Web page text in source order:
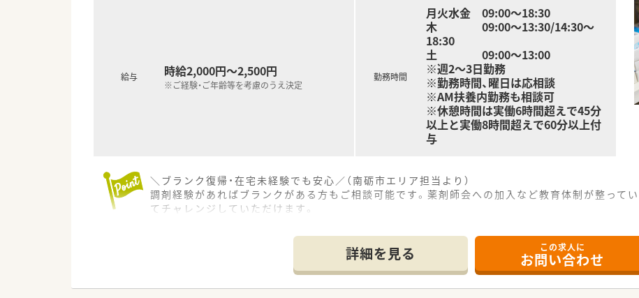
給与 時給2,000円～2,500円
※ご経験・ご年齢等を考慮のうえ決定
勤務時間
月火水金 09:00～18:30
木 09:00～13:30/14:30～
18:30
土 09:00～13:00
※週2～3日勤務
※勤務時間、曜日は応相談
※AM扶養内勤務も相談可
※休憩時間は実働6時間超えで45分
以上と実働8時間超えで60分以上付
与
＼ブランク復帰・在宅未経験でも安心／（南砺市エリア担当より）
調剤経験があればブランクがある方もご相談可能です。薬剤師会への加入など教育体制が整って
てチャレンジしていただけます。
【店舗情報と応需状況について】
■最寄り駅から徒歩8分と通勤しやすく、車通勤も可能となっているため、ご自身の生活スタイル
■近隣のクリニックから内科や循環器科の処方箋を1日あたり50枚から60枚ほど応需しており、落
■外来調剤に加えて居宅の患者様への在宅業務も実施しており、地域医療にしっかりと貢献できる
詳細を見る この求人に
お問い合わせ